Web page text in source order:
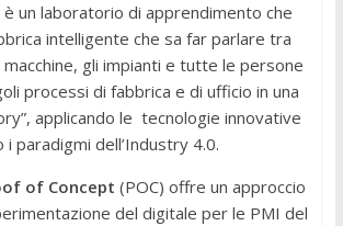
è un laboratorio di apprendimento che
intelligente che sa far parlare tra
gli impianti e tutte le persone
processi di fabbrica e di ufficio in una
applicando le tecnologie innovative
paradigmi dell’Industry 4.0.
of Concept (POC) offre un approccio
del digitale per le PMI del